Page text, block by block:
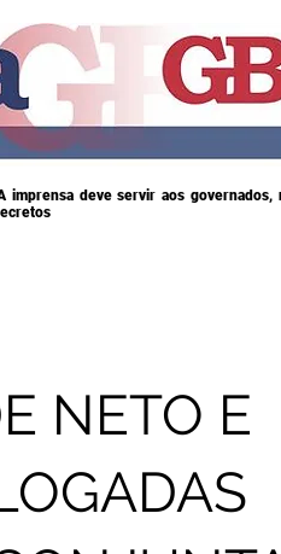
imprensa deve servir aos
NETO E